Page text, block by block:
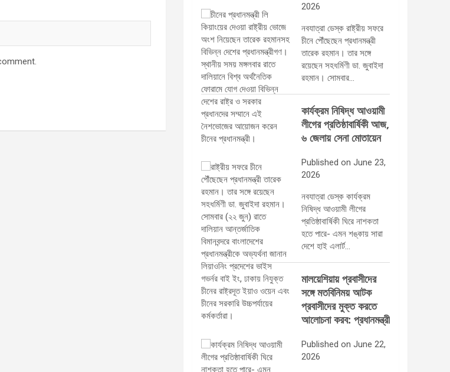
2026
নবযাত্রা ডেস্ক রাষ্ট্রীয় সফরে
চীনে পৌঁছেছেন প্রধানমন্ত্রী
তারেক রহমান। তার সঙ্গে
রয়েছেন সহধর্মিণী ডা. জুবাইদা
রহমান। সোমবার…
কার্যক্রম নিষিদ্ধ আওয়ামী
লীগের প্রতিষ্ঠাবার্ষিকী আজ,
৬ জেলায় সেনা মোতায়েন
Published on June 23,
2026
নবযাত্রা ডেস্ক কার্যক্রম
নিষিদ্ধ আওয়ামী লীগের
প্রতিষ্ঠাবার্ষিকী ঘিরে নাশকতা
হতে পারে- এমন শঙ্কায় সারা
দেশে হাই এলার্ট…
মালয়েশিয়ায় প্রবাসীদের
সঙ্গে মতবিনিময় আটক
প্রবাসীদের মুক্ত করতে
আলোচনা করব: প্রধানমন্ত্রী
Published on June 22,
2026